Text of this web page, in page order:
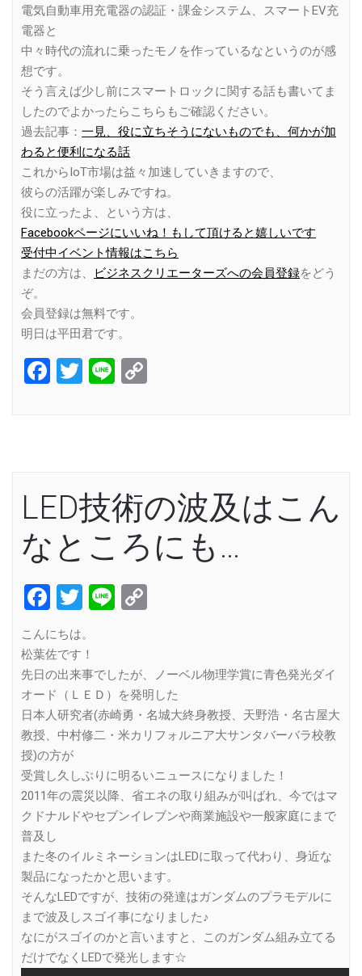
電気自動車用充電器の認証・課金システム、スマートEV充
電器と
中々時代の流れに乗ったモノを作っているなというのが感
想です。
そう言えば少し前にスマートロックに関する話も書いてま
したのでよかったらこちらもご確認ください。
過去記事： 一見、役に立ちそうにないものでも、何かが加
わると便利になる話
これからIoT市場は益々加速していきますので、
彼らの活躍が楽しみですね。
役に立ったよ、という方は、
Facebookページにいいね！もして頂けると嬉しいです
受付中イベント情報はこちら
まだの方は、
ビジネスクリエーターズへの会員登録をどう
ぞ。
会員登録は無料です。
明日は平田君です。
Facebook
Twitter
Line
LED技術の波及はこん
なところにも…
Facebook
Twitter
Line
こんにちは。
松葉佐です！
先日の出来事でしたが、ノーベル物理学賞に青色発光ダイ
オード（ＬＥＤ）を発明した
日本人研究者(赤崎勇・名城大終身教授、天野浩・名古屋大
教授、中村修二・米カリフォルニア大サンタバーバラ校教
授)の方が
受賞し久しぶりに明るいニュースになりました！
2011年の震災以降、省エネの取り組みが叫ばれ、今ではマ
クドナルドやセブンイレブンや商業施設や一般家庭にまで
普及し
また冬のイルミネーションはLEDに取って代わり、身近な
製品になったかと思います。
そんなLEDですが、技術の発達はガンダムのプラモデルに
まで波及しスゴイ事になりました♪
なにがスゴイのかと言いますと、このガンダム組み立てる
だけでなくLEDで発光します☆